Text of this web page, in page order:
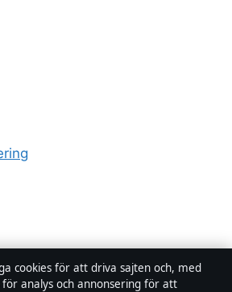
cookies för att driva sajten och, med
analys och annonsering för att